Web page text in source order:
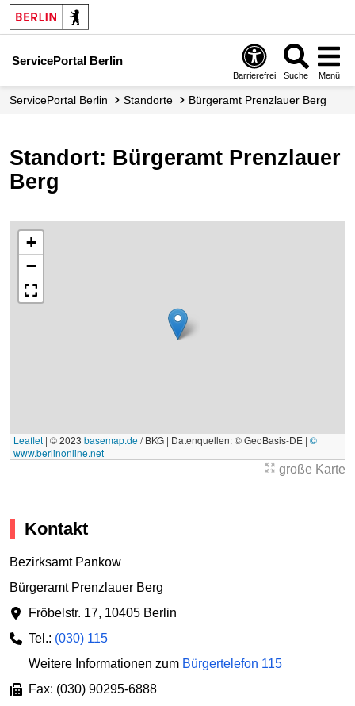
ServicePortal Berlin
Barrierefrei Suche Menü
ServicePortal Berlin Standorte Bürgeramt Prenzlauer Berg
Standort: Bürgeramt Prenzlauer
Berg
+
−
Leaflet | © 2023 basemap.de/ BKG | Datenquellen: © GeoBasis-DE | ©
www.berlinonline.net
große Karte
Kontakt
Bezirksamt Pankow
Bürgeramt Prenzlauer Berg
Fröbelstr. 17, 10405 Berlin
Tel.: (030) 115
Weitere Informationen zum Bürgertelefon 115
Fax: (030) 90295-6888